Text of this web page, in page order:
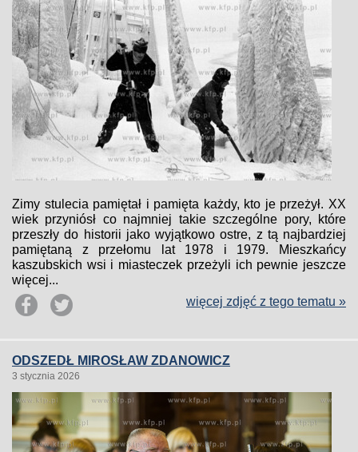
Zimy stulecia pamiętał i pamięta każdy, kto je przeżył. XX
wiek przyniósł co najmniej takie szczególne pory, które
przeszły do historii jako wyjątkowo ostre, z tą najbardziej
pamiętaną z przełomu lat 1978 i 1979. Mieszkańcy
kaszubskich wsi i miasteczek przeżyli ich pewnie jeszcze
więcej...
więcej zdjęć z tego tematu »
ODSZEDŁ MIROSŁAW ZDANOWICZ
3 stycznia 2026